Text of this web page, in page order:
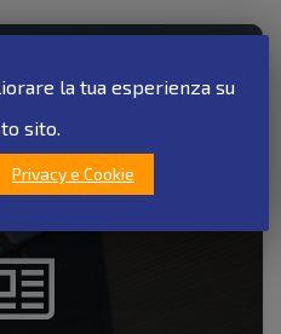
la tua esperienza su
sito.
Privacy e Cookie